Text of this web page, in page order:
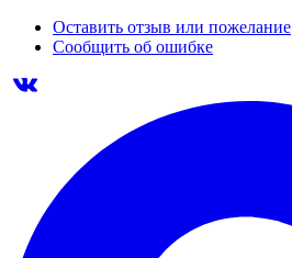
Оставить отзыв или пожелание
Сообщить об ошибке